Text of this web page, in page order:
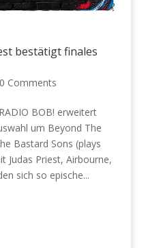
bestätigt finales
0 Comments
BOB! erweitert
um Beyond The
Bastard Sons (plays
Judas Priest, Airbourne,
sich so epische...